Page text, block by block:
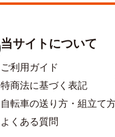
当サイトについて
ご利用ガイド
特商法に基づく表記
自転車の送り方・組立て
よくある質問